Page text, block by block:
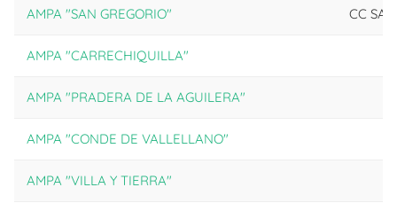
AMPA "SAN GREGORIO" CC
AMPA "CARRECHIQUILLA"
AMPA "PRADERA DE LA AGUILERA"
AMPA "CONDE DE VALLELLANO"
AMPA "VILLA Y TIERRA"